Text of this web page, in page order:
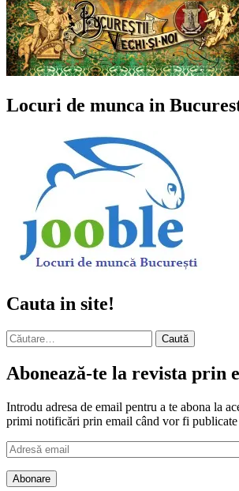
Locuri de munca in
Cauta in site!
Caută
după:
Abonează-te la revista prin
Introdu adresa de email pentru a te abona la
primi notificări prin email când vor fi
Adresă
email
Abonare